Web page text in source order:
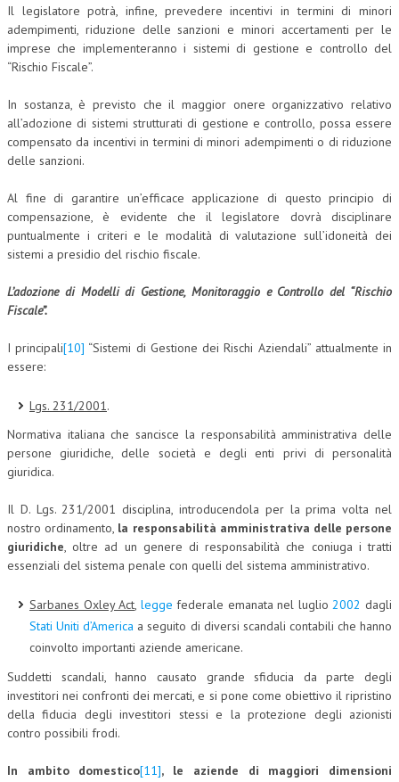
Il legislatore potrà, infine, prevedere incentivi in termini di minori
adempimenti, riduzione delle sanzioni e minori accertamenti per le
imprese che implementeranno i sistemi di gestione e controllo del
“Rischio Fiscale”.
In sostanza, è previsto che il maggior onere organizzativo relativo
all’adozione di sistemi strutturati di gestione e controllo, possa essere
compensato da incentivi in termini di minori adempimenti o di riduzione
delle sanzioni.
Al fine di garantire un’efficace applicazione di questo principio di
compensazione, è evidente che il legislatore dovrà disciplinare
puntualmente i criteri e le modalità di valutazione sull’idoneità dei
sistemi a presidio del rischio fiscale.
L’adozione di Modelli di Gestione, Monitoraggio e Controllo del “Rischio
Fiscale”.
I principali[10] “Sistemi di Gestione dei Rischi Aziendali” attualmente in
essere:
Lgs. 231/2001.
Normativa italiana che sancisce la responsabilità amministrativa delle
persone giuridiche, delle società e degli enti privi di personalità
giuridica.
Il D. Lgs. 231/2001 disciplina, introducendola per la prima volta nel
nostro ordinamento, la responsabilità amministrativa delle persone
giuridiche, oltre ad un genere di responsabilità che coniuga i tratti
essenziali del sistema penale con quelli del sistema amministrativo.
Sarbanes Oxley Act, legge federale emanata nel luglio2002 dagli
Stati Uniti d’America a seguito di diversi scandali contabili che hanno
coinvolto importanti aziende americane.
Suddetti scandali, hanno causato grande sfiducia da parte degli
investitori nei confronti dei mercati, e si pone come obiettivo il ripristino
della fiducia degli investitori stessi e la protezione degli azionisti
contro possibili frodi.
In ambito domestico[11], le aziende di maggiori dimensioni